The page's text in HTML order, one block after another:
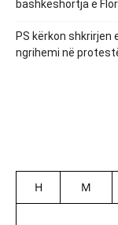
bashkëshortja e
PS kërkon shkrirjen
ngrihemi në
H M